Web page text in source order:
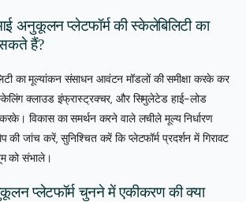
अनुकूलन प्लेटफॉर्म की स्केलेबिलिटी का
हैं?
का मूल्यांकन संसाधन आवंटन मॉडलों की समीक्षा करके कर
क्लाउड इंफ्रास्ट्रक्चर, और सिमुलेटेड हाई-लोड
विकास का समर्थन करने वाले लचीले मूल्य निर्धारण
जांच करें, सुनिश्चित करें कि प्लेटफॉर्म प्रदर्शन में गिरावट
को संभाले।
प्लेटफॉर्म चुनने में एकीकरण की क्या